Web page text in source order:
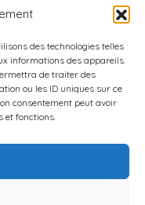
des technologies telles
informations des appareils.
de traiter des
ou les ID uniques sur ce
consentement peut avoir
et fonctions.
étranger reconnu,
un examen de la
permis
(code de la
Licence